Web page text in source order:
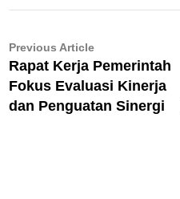
Navigasi
pos
Previous ArticlePrevious
article:
Rapat Kerja Pemerintah
Fokus Evaluasi Kinerja
dan Penguatan Sinergi